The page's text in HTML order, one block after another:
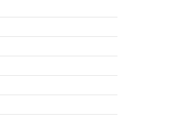
5